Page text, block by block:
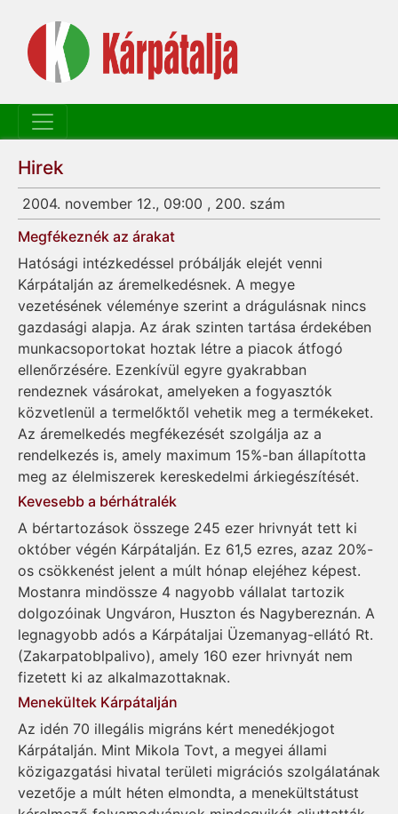
Hirek
2004. november 12., 09:00 , 200. szám
Megfékeznék az árakat
Hatósági intézkedéssel próbálják elejét venni
Kárpátalján az áremelkedésnek. A megye
vezetésének véleménye szerint a drágulásnak nincs
gazdasági alapja. Az árak szinten tartása érdekében
munkacsoportokat hoztak létre a piacok átfogó
ellenőrzésére. Ezenkívül egyre gyakrabban
rendeznek vásárokat, amelyeken a fogyasztók
közvetlenül a termelőktől vehetik meg a termékeket.
Az áremelkedés megfékezését szolgálja az a
rendelkezés is, amely maximum 15%-ban állapította
meg az élelmiszerek kereskedelmi árkiegészítését.
Kevesebb a bérhátralék
A bértartozások összege 245 ezer hrivnyát tett ki
október végén Kárpátalján. Ez 61,5 ezres, azaz 20%-
os csökkenést jelent a múlt hónap elejéhez képest.
Mostanra mindössze 4 nagyobb vállalat tartozik
dolgozóinak Ungváron, Huszton és Nagybereznán. A
legnagyobb adós a Kárpátaljai Üzemanyag-ellátó Rt.
(Zakarpatoblpalivo), amely 160 ezer hrivnyát nem
fizetett ki az alkalmazottaknak.
Menekültek Kárpátalján
Az idén 70 illegális migráns kért menedékjogot
Kárpátalján. Mint Mikola Tovt, a megyei állami
közigazgatási hivatal területi migrációs szolgálatának
vezetője a múlt héten elmondta, a menekültstátust